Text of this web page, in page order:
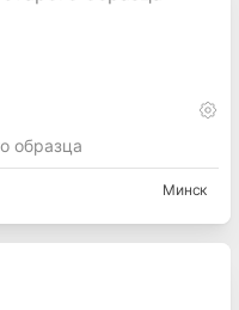
образца
Минск